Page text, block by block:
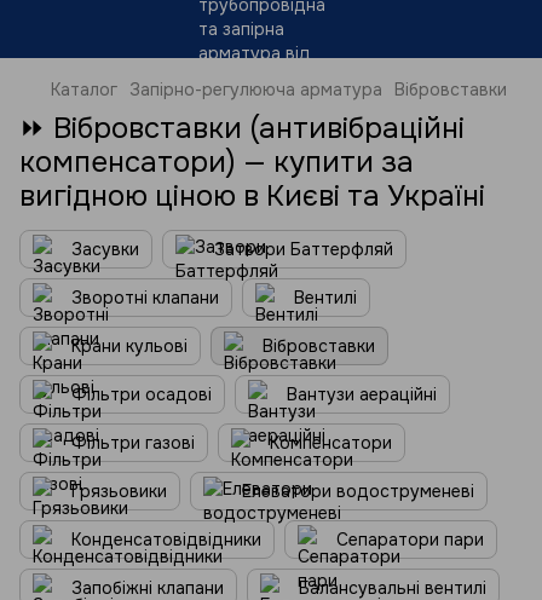
Каталог Запірно-регулююча арматура Вібровставки
⏩ Вібровставки (антивібраційні
компенсатори) — купити за
вигідною ціною в Києві та Україні
Засувки Затвори Баттерфляй
Зворотні клапани Вентилі
Крани кульові Вібровставки
Фільтри осадові Вантузи аераційні
Фільтри газові Компенсатори
Грязьовики Елеватори водоструменеві
Конденсатовідвідники Сепаратори пари
Запобіжні клапани Балансувальні вентилі